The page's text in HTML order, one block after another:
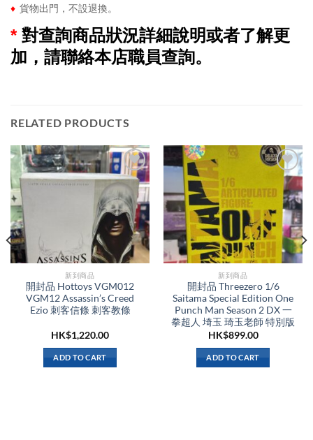
♦ 貨物出門，不設退換。
* 對查詢商品狀況詳細說明或者了解更
加，請聯絡本店職員查詢。
RELATED PRODUCTS
新到商品​
開封品 Hottoys VGM012
VGM12 Assassin’s Creed
Ezio 刺客信條 刺客教條
HK$1,220.00
ADD TO CART
新到商品​
開封品 Threezero 1/6
Saitama Special Edition One
Punch Man Season 2 DX 一
拳超人 埼玉 琦玉老師 特別版
HK$899.00
ADD TO CART